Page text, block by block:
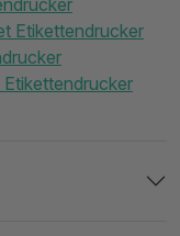
Etikettendrucker